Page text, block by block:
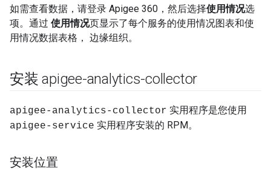
如需查看数据，请登录 Apigee 360，然后选择使用情况选
项。通过 使用情况页显示了每个服务的使用情况图表和使
用情况数据表格， 边缘组织。
安装 apigee-analytics-collector
apigee-analytics-collector 实用程序是您使用
apigee-service 实用程序安装的 RPM。
安装位置